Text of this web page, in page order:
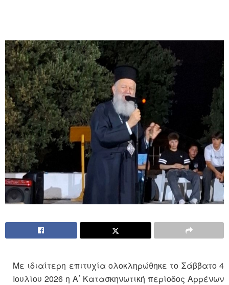
Με ιδιαίτερη επιτυχία ολοκληρώθηκε το Σάββατο 4
Ιουλίου 2026 η Α΄ Κατασκηνωτική περίοδος Αρρένων